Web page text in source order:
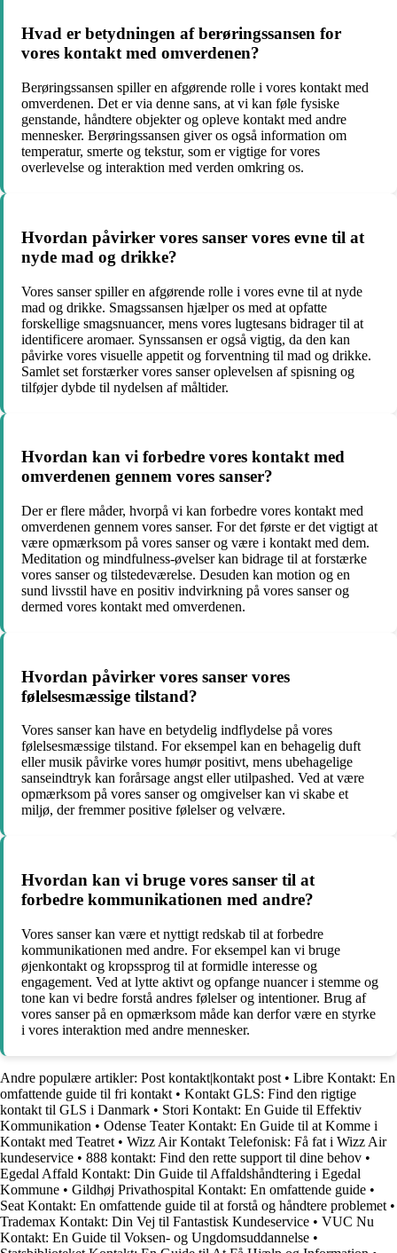
Hvad er betydningen af berøringssansen for
vores kontakt med omverdenen?
Berøringssansen spiller en afgørende rolle i vores kontakt med
omverdenen. Det er via denne sans, at vi kan føle fysiske
genstande, håndtere objekter og opleve kontakt med andre
mennesker. Berøringssansen giver os også information om
temperatur, smerte og tekstur, som er vigtige for vores
overlevelse og interaktion med verden omkring os.
Hvordan påvirker vores sanser vores evne til at
nyde mad og drikke?
Vores sanser spiller en afgørende rolle i vores evne til at nyde
mad og drikke. Smagssansen hjælper os med at opfatte
forskellige smagsnuancer, mens vores lugtesans bidrager til at
identificere aromaer. Synssansen er også vigtig, da den kan
påvirke vores visuelle appetit og forventning til mad og drikke.
Samlet set forstærker vores sanser oplevelsen af spisning og
tilføjer dybde til nydelsen af måltider.
Hvordan kan vi forbedre vores kontakt med
omverdenen gennem vores sanser?
Der er flere måder, hvorpå vi kan forbedre vores kontakt med
omverdenen gennem vores sanser. For det første er det vigtigt at
være opmærksom på vores sanser og være i kontakt med dem.
Meditation og mindfulness-øvelser kan bidrage til at forstærke
vores sanser og tilstedeværelse. Desuden kan motion og en
sund livsstil have en positiv indvirkning på vores sanser og
dermed vores kontakt med omverdenen.
Hvordan påvirker vores sanser vores
følelsesmæssige tilstand?
Vores sanser kan have en betydelig indflydelse på vores
følelsesmæssige tilstand. For eksempel kan en behagelig duft
eller musik påvirke vores humør positivt, mens ubehagelige
sanseindtryk kan forårsage angst eller utilpashed. Ved at være
opmærksom på vores sanser og omgivelser kan vi skabe et
miljø, der fremmer positive følelser og velvære.
Hvordan kan vi bruge vores sanser til at
forbedre kommunikationen med andre?
Vores sanser kan være et nyttigt redskab til at forbedre
kommunikationen med andre. For eksempel kan vi bruge
øjenkontakt og kropssprog til at formidle interesse og
engagement. Ved at lytte aktivt og opfange nuancer i stemme og
tone kan vi bedre forstå andres følelser og intentioner. Brug af
vores sanser på en opmærksom måde kan derfor være en styrke
i vores interaktion med andre mennesker.
Andre populære artikler: Post kontakt|kontakt post • Libre Kontakt: En
omfattende guide til fri kontakt • Kontakt GLS: Find den rigtige
kontakt til GLS i Danmark • Stori Kontakt: En Guide til Effektiv
Kommunikation • Odense Teater Kontakt: En Guide til at Komme i
Kontakt med Teatret • Wizz Air Kontakt Telefonisk: Få fat i Wizz Air
kundeservice • 888 kontakt: Find den rette support til dine behov •
Egedal Affald Kontakt: Din Guide til Affaldshåndtering i Egedal
Kommune • Gildhøj Privathospital Kontakt: En omfattende guide •
Seat Kontakt: En omfattende guide til at forstå og håndtere problemet •
Trademax Kontakt: Din Vej til Fantastisk Kundeservice • VUC Nu
Kontakt: En Guide til Voksen- og Ungdomsuddannelse •